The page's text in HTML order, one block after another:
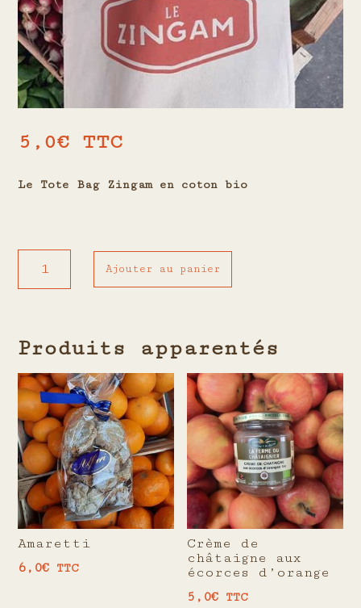
5,0€ TTC
Le Tote Bag Zingam en coton bio
Zingam
Ajouter au panier
Produits apparentés
Amaretti
6,0€ TTC
Crème de
châtaigne aux
écorces d’orange
5,0€ TTC